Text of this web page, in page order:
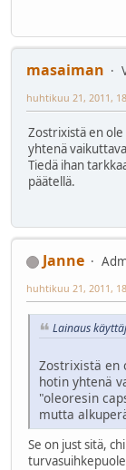
masaiman
huhtikuu 21, 2011,
Zostrixistä en
yhtenä
Tiedä ihan
päätellä.
Janne
huhtikuu 21, 2011,
Lainaus
Zostrixistä en
hotin yhtenä
"oleoresin
mutta
Se on just sitä,